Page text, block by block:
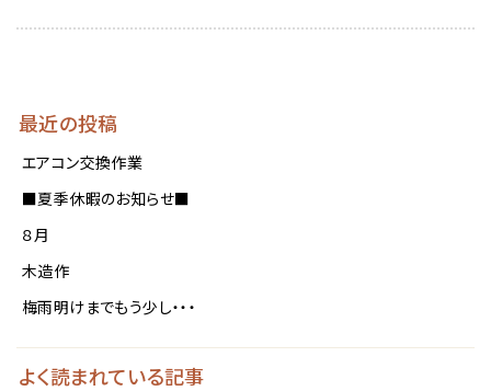
a
最近の投稿
エアコン交換作業
■夏季休暇のお知らせ■
８月
木造作
梅雨明けまでもう少し・・・
よく読まれている記事